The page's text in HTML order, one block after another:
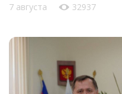
7 августа 32937